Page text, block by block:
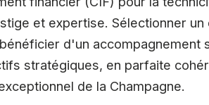
et expertise. Sélectionner
d'un accompagnement
stratégiques, en parfaite
de la Champagne.